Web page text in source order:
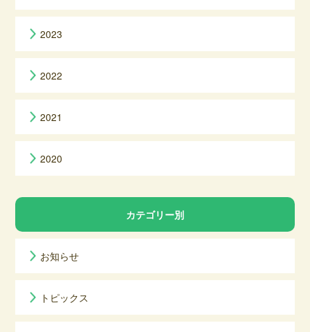
2023
2022
2021
2020
カテゴリー別
お知らせ
トピックス